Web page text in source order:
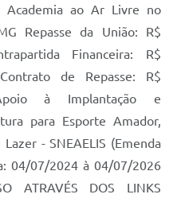
Academia ao Ar Livre no
Repasse da União: R$
Financeira: R$
de Repasse: R$
à Implantação e
para Esporte Amador,
- SNEAELIS (Emenda
04/07/2024 à 04/07/2026
ATRAVÉS DOS LINKS